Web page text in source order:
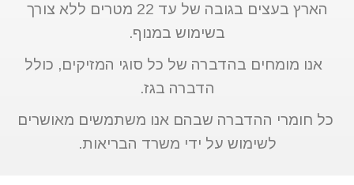
הארץ בעצים בגובה של עד 22 מטרים ללא צורך
בשימוש במנוף.
אנו מומחים בהדברה של כל סוגי המזיקים, כולל
הדברה בגז.
כל חומרי ההדברה שבהם אנו משתמשים מאושרים
לשימוש על ידי משרד הבריאות.